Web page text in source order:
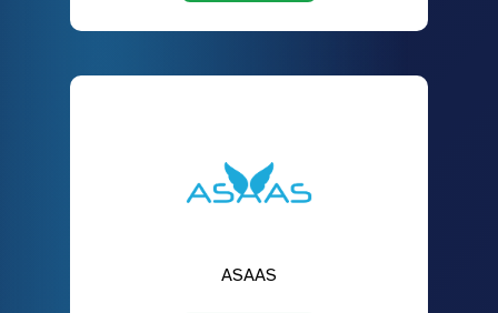
ASAAS